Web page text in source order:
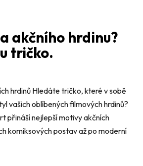
akčního hrdinu?
tričko.
hrdinů Hledáte tričko, které v sobě
vašich oblíbených filmových hrdinů?
přináší nejlepší motivy akčních
komiksových postav až po moderní